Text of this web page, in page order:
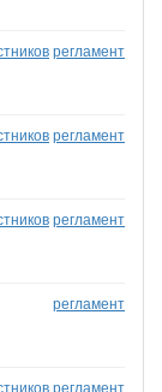
регламент
регламент
регламент
регламент
регламент